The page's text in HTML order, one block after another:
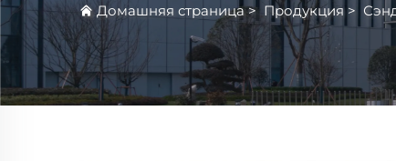
Домашняя страница> Продукция >